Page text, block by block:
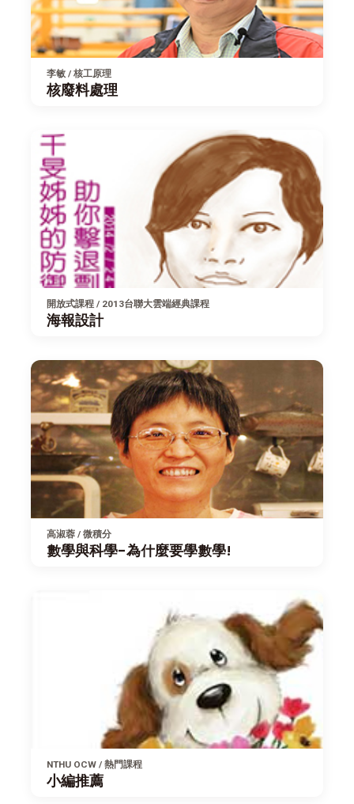
李敏 / 核工原理
核廢料處理
開放式課程 / 2013台聯大雲端經典課程
海報設計
高淑蓉 / 微積分
數學與科學-為什麼要學數學!
NTHU OCW / 熱門課程
小編推薦